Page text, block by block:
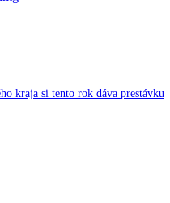
kraja si tento rok dáva prestávku